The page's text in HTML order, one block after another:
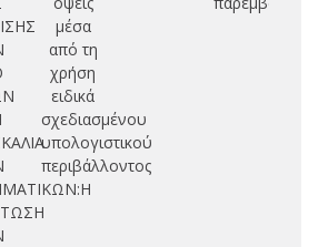
μέσα
από τη
χρήση
ειδικά
σχεδιασμένου
υπολογιστικού
περιβάλλοντος